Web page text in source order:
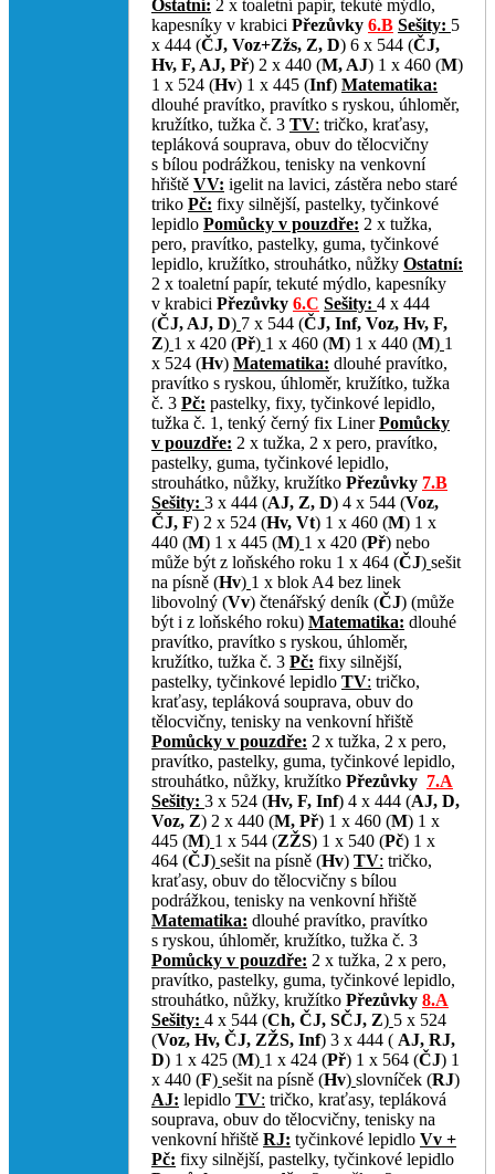
Ostatní: 2 x toaletní papír, tekuté mýdlo,
kapesníky v krabici Přezůvky 6.B Sešity: 5
x 444 (ČJ, Voz+Zžs, Z, D) 6 x 544 (ČJ,
Hv, F, AJ, Př) 2 x 440 (M, AJ) 1 x 460 (M)
1 x 524 (Hv) 1 x 445 (Inf) Matematika:
dlouhé pravítko, pravítko s ryskou, úhloměr,
kružítko, tužka č. 3 TV: tričko, kraťasy,
tepláková souprava, obuv do tělocvičny
s bílou podrážkou, tenisky na venkovní
hřiště VV: igelit na lavici, zástěra nebo staré
triko Pč: fixy silnější, pastelky, tyčinkové
lepidlo Pomůcky v pouzdře: 2 x tužka,
pero, pravítko, pastelky, guma, tyčinkové
lepidlo, kružítko, strouhátko, nůžky Ostatní:
2 x toaletní papír, tekuté mýdlo, kapesníky
v krabici Přezůvky 6.C Sešity: 4 x 444
(ČJ, AJ, D) 7 x 544 (ČJ, Inf, Voz, Hv, F,
Z) 1 x 420 (Př) 1 x 460 (M) 1 x 440 (M) 1
x 524 (Hv) Matematika: dlouhé pravítko,
pravítko s ryskou, úhloměr, kružítko, tužka
č. 3 Pč: pastelky, fixy, tyčinkové lepidlo,
tužka č. 1, tenký černý fix LinerPomůcky
v pouzdře: 2 x tužka, 2 x pero, pravítko,
pastelky, guma, tyčinkové lepidlo,
strouhátko, nůžky, kružítko Přezůvky 7.B
Sešity: 3 x 444 (AJ, Z, D) 4 x 544 (Voz,
ČJ, F) 2 x 524 (Hv, Vt) 1 x 460 (M) 1 x
440 (M) 1 x 445 (M) 1 x 420 (Př) nebo
může být z loňského roku 1 x 464 (ČJ) sešit
na písně (Hv) 1 x blok A4 bez linek
libovolný (Vv) čtenářský deník (ČJ) (může
být i z loňského roku) Matematika: dlouhé
pravítko, pravítko s ryskou, úhloměr,
kružítko, tužka č. 3 Pč: fixy silnější,
pastelky, tyčinkové lepidlo TV: tričko,
kraťasy, tepláková souprava, obuv do
tělocvičny, tenisky na venkovní hřiště
Pomůcky v pouzdře: 2 x tužka, 2 x pero,
pravítko, pastelky, guma, tyčinkové lepidlo,
strouhátko, nůžky, kružítko Přezůvky 7.A
Sešity: 3 x 524 (Hv, F, Inf) 4 x 444 (AJ, D,
Voz, Z) 2 x 440 (M, Př) 1 x 460 (M) 1 x
445 (M) 1 x 544 (ZŽS) 1 x 540 (Pč) 1 x
464 (ČJ) sešit na písně (Hv) TV: tričko,
kraťasy, obuv do tělocvičny s bílou
podrážkou, tenisky na venkovní hřiště
Matematika: dlouhé pravítko, pravítko
s ryskou, úhloměr, kružítko, tužka č. 3
Pomůcky v pouzdře: 2 x tužka, 2 x pero,
pravítko, pastelky, guma, tyčinkové lepidlo,
strouhátko, nůžky, kružítko Přezůvky 8.A
Sešity: 4 x 544 (Ch, ČJ, SČJ, Z) 5 x 524
(Voz, Hv, ČJ, ZŽS, Inf) 3 x 444 ( AJ, RJ,
D) 1 x 425 (M) 1 x 424 (Př) 1 x 564 (ČJ) 1
x 440 (F) sešit na písně (Hv) slovníček (RJ)
AJ: lepidlo TV: tričko, kraťasy, tepláková
souprava, obuv do tělocvičny, tenisky na
venkovní hřiště RJ: tyčinkové lepidlo Vv +
Pč: fixy silnější, pastelky, tyčinkové lepidlo